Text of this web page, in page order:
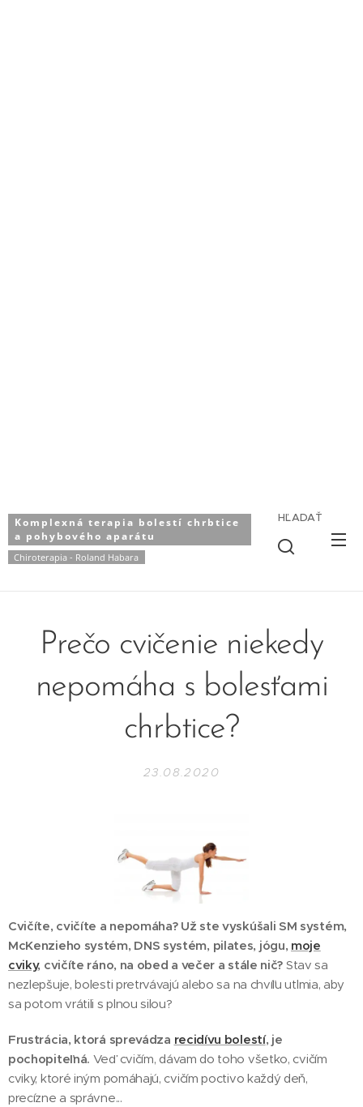
Komplexná terapia bolestí chrbtice
a pohybového aparátu
Chiroterapia - Roland Habara
HĽADAŤ
Prečo cvičenie niekedy
nepomáha s bolesťami
chrbtice?
23.08.2020
Cvičíte, cvičíte a nepomáha? Už ste vyskúšali SM systém,
McKenzieho systém, DNS systém, pilates, jógu, moje
cviky, cvičíte ráno, na obed a večer a stále nič? Stav sa
nezlepšuje, bolesti pretrvávajú alebo sa na chvíľu utlmia, aby
sa potom vrátili s plnou silou?
Frustrácia, ktorá sprevádza recidívu bolestí, je
pochopiteľná. Veď cvičím, dávam do toho všetko, cvičím
cviky, ktoré iným pomáhajú, cvičím poctivo každý deň,
precízne a správne...